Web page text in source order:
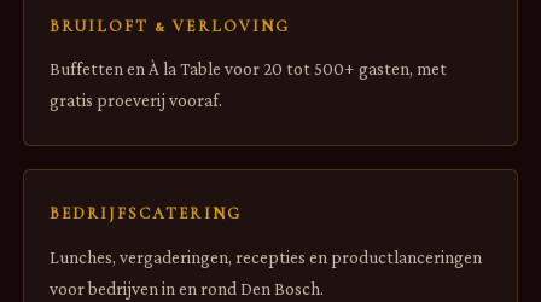
BRUILOFT & VERLOVING
Buffetten en À la Table voor 20 tot 500+ gasten, met
gratis proeverij vooraf.
BEDRIJFSCATERING
Lunches, vergaderingen, recepties en productlanceringen
voor bedrijven in en rond Den Bosch.